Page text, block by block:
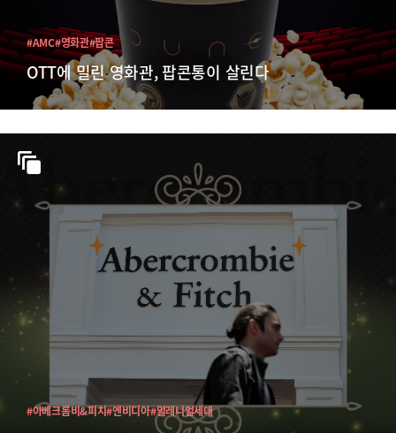
OTT에 밀린 영화관, 팝콘통이 살린다
#AMC#영화관#팝콘
#아베크롬비&피치#엔비디아#밀레니얼세대